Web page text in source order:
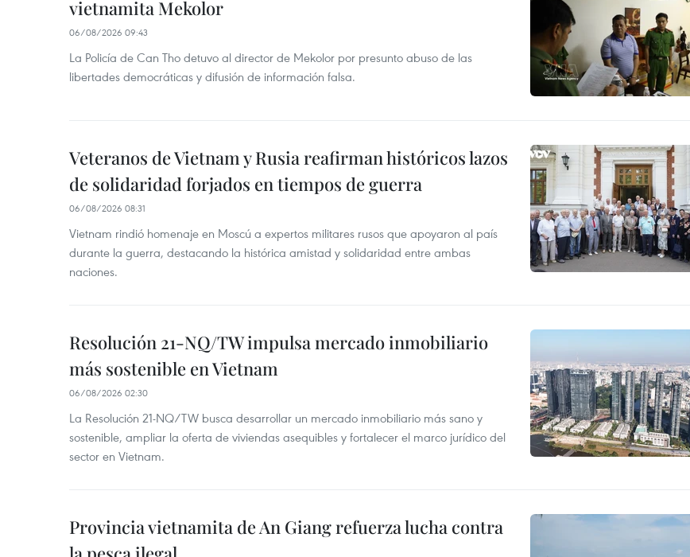
vietnamita Mekolor
06/08/2026 09:43
La Policía de Can Tho detuvo al director de Mekolor por presunto abuso de las
libertades democráticas y difusión de información falsa.
Veteranos de Vietnam y Rusia reafirman históricos lazos
de solidaridad forjados en tiempos de guerra
06/08/2026 08:31
Vietnam rindió homenaje en Moscú a expertos militares rusos que apoyaron al país
durante la guerra, destacando la histórica amistad y solidaridad entre ambas
naciones.
Resolución 21-NQ/TW impulsa mercado inmobiliario
más sostenible en Vietnam
06/08/2026 02:30
La Resolución 21-NQ/TW busca desarrollar un mercado inmobiliario más sano y
sostenible, ampliar la oferta de viviendas asequibles y fortalecer el marco jurídico del
sector en Vietnam.
Provincia vietnamita de An Giang refuerza lucha contra